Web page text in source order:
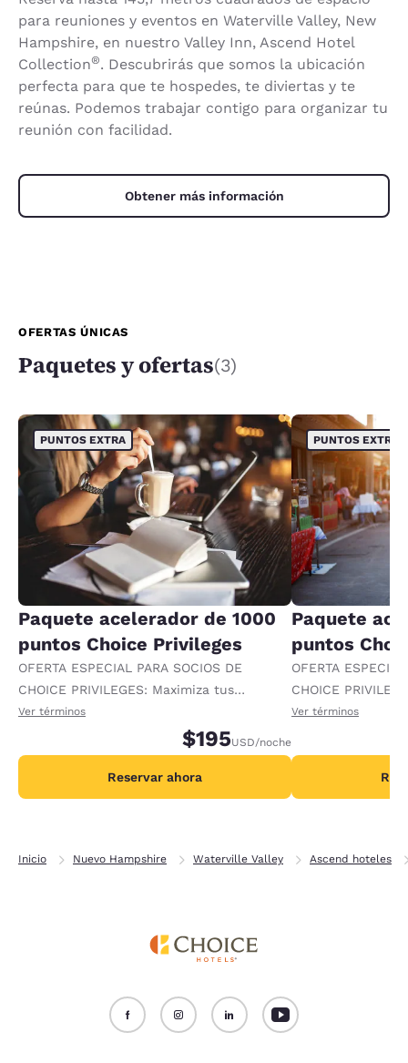
para reuniones y eventos en Waterville Valley, New
Hampshire, en nuestro Valley Inn, Ascend Hotel
Collection®. Descubrirás que somos la ubicación
perfecta para que te hospedes, te diviertas y te
reúnas. Podemos trabajar contigo para organizar tu
reunión con facilidad.
Obtener más información
OFERTAS ÚNICAS
Paquetes y ofertas(3)
PUNTOS EXTRA
Paquete acelerador de 1000
puntos Choice Privileges
OFERTA ESPECIAL PARA SOCIOS DE
CHOICE PRIVILEGES: Maximiza tus
recompensas al recibir 1000 puntos
Ver términos
$195USD/noche
Reservar ahora
PUNTOS EXTRA
Paquete
puntos
OFERTA
CHOICE
recompensas al
Ver términos
Inicio Nuevo Hampshire Waterville Valley Ascend hoteles